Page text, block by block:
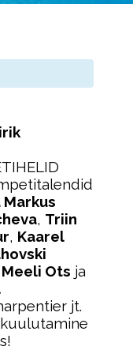
Markus
, Triin
, Kaarel
Meeli Ots ja
jt.